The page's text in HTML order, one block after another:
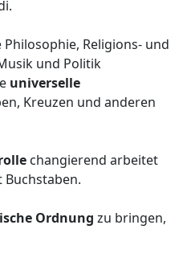
Religions- und
und Politik
universelle
Kreuzen und anderen
changierend arbeitet
Ordnung zu bringen,